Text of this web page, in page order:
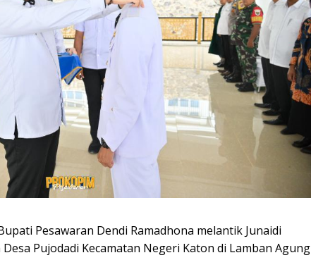
Pesawaran Dendi Ramadhona melantik Junaidi
Pujodadi Kecamatan Negeri Katon di Lamban Agung